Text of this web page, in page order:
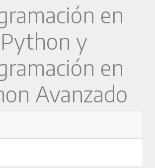
en
Python y
en
Avanzado